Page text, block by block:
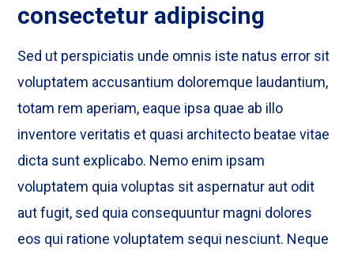
consectetur adipiscing
Sed ut perspiciatis unde omnis iste natus error sit
voluptatem accusantium doloremque laudantium,
totam rem aperiam, eaque ipsa quae ab illo
inventore veritatis et quasi architecto beatae vitae
dicta sunt explicabo. Nemo enim ipsam
voluptatem quia voluptas sit aspernatur aut odit
aut fugit, sed quia consequuntur magni dolores
eos qui ratione voluptatem sequi nesciunt. Neque